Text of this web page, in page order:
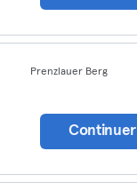
Prenzlauer Berg
Continuer